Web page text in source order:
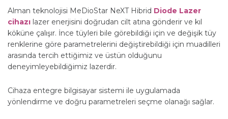
Alman teknolojisi MeDioStar NeXT Hibrid Diode Lazer
cihazı lazer enerjisini doğrudan cilt atına gönderir ve kıl
köküne çalışır. İnce tüyleri bile görebildiği için ve değişik tüy
renklerine göre parametrelerini değiştirebildiği için muadilleri
arasında tercih ettiğimiz ve üstün olduğunu
deneyimleyebildiğimiz lazerdir.
Cihaza entegre bilgisayar sistemi ile uygulamada
yönlendirme ve doğru parametreleri seçme olanağı sağlar.